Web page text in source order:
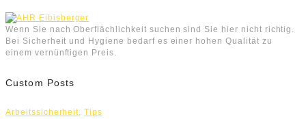
Wenn Sie nach Oberflächlichkeit suchen sind Sie hier nicht richtig.
Bei Sicherheit und Hygiene bedarf es einer hohen Qualität zu
einem vernünftigen Preis.
Custom Posts
Arbeitssicherheit,Tips